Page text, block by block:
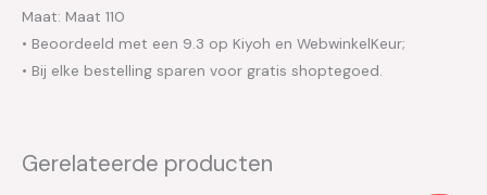
Maat: Maat 110
• Beoordeeld met een 9.3 op Kiyoh en WebwinkelKeur;
• Bij elke bestelling sparen voor gratis shoptegoed.
Gerelateerde producten